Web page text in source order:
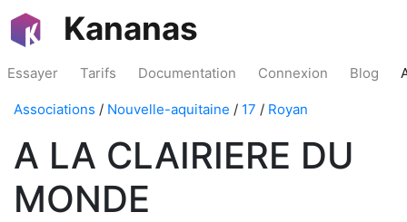
Kananas
Essayer Tarifs Documentation Connexion Blog
Associations / Nouvelle-aquitaine / 17 / Royan
A LA CLAIRIERE DU
MONDE